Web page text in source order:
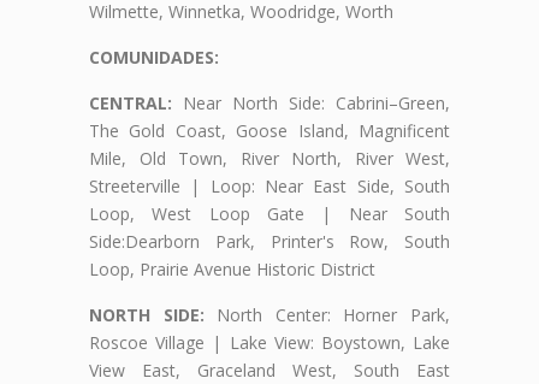
Wilmette, Winnetka, Woodridge, Worth
COMUNIDADES:
CENTRAL: Near North Side: Cabrini–Green,
The Gold Coast, Goose Island, Magnificent
Mile, Old Town, River North, River West,
Streeterville | Loop: Near East Side, South
Loop, West Loop Gate | Near South
Side:Dearborn Park, Printer's Row, South
Loop, Prairie Avenue Historic District
NORTH SIDE: North Center: Horner Park,
Roscoe Village | Lake View: Boystown, Lake
View East, Graceland West, South East